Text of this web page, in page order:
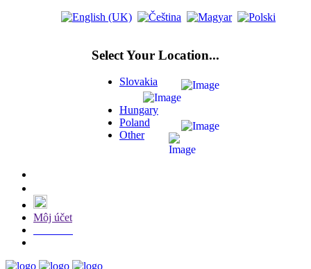
Select Your Location...
Slovakia
Hungary
Poland
Other
Môj účet